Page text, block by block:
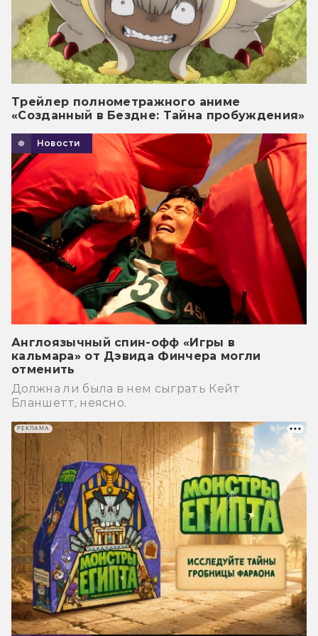
Трейлер полнометражного аниме
«Созданный в Бездне: Тайна пробуждения»
Новости
Англоязычный спин-офф «Игры в
кальмара» от Дэвида Финчера могли
отменить
Должна ли была в нем сыграть Кейт
Бланшетт, неясно.
РЕКЛАМА